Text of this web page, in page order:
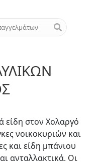
είδη στον Χολαργό
νοικοκυριών και
και είδη μπάνιου
ανταλλακτικά. Οι